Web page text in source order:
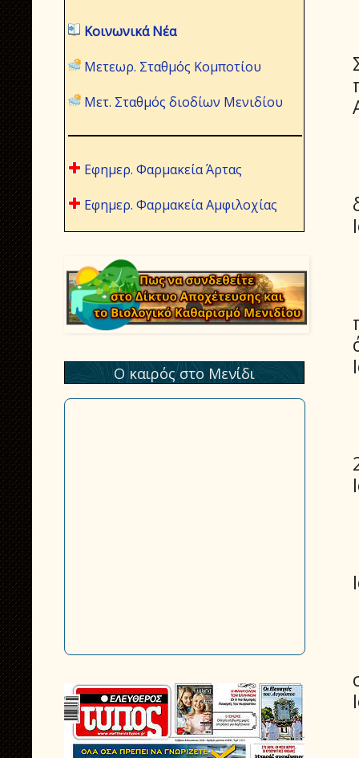
Κοινωνικά Νέα
Μετεωρ. Σταθμός Κομποτίου
Μετ. Σταθμός διοδίων Μενιδίου
Εφημερ. Φαρμακεία Άρτας
Εφημερ. Φαρμακεία Αμφιλοχίας
Ο καιρός στο Μενίδι